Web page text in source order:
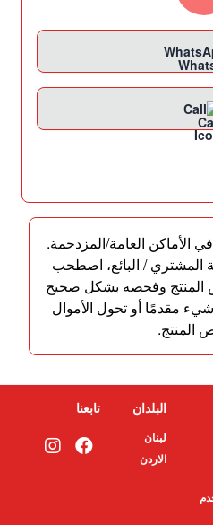
Call
الأماكن العامة/المزدحمة.
المشتري / البائع، اصطحب
وفحصه بشكل صحيح
مقدمًا أو تحول الأموال
المنتج.
البلدان
لبنان
الاردن
تابعنا